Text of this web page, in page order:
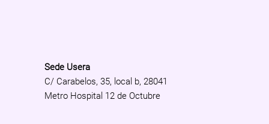
Sede Usera
C/ Carabelos, 35, local b, 28041
Metro Hospital 12 de Octubre